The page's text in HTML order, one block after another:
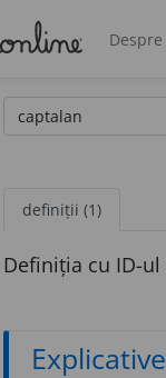
definiții (1)
Definiția cu ID-ul